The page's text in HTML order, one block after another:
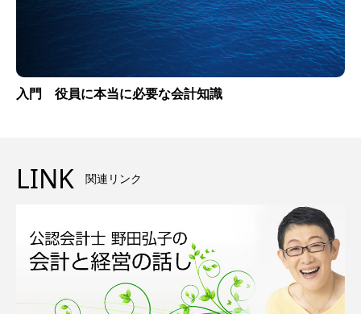
入門 役員に本当に必要な会計知識
LINK 関連リンク